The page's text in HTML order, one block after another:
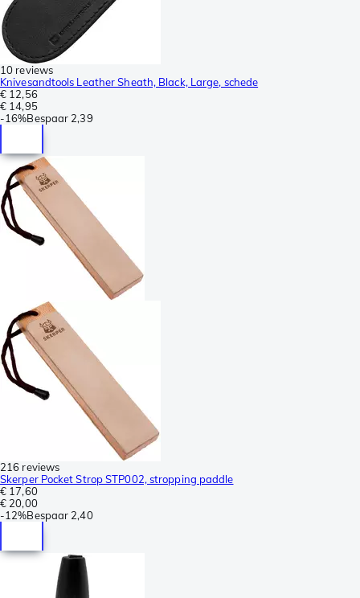
10 reviews
Knivesandtools Leather Sheath, Black, Large, schede
€ 12,56
€ 14,95
-16%Bespaar 2,39
216 reviews
Skerper Pocket Strop STP002, stropping paddle
€ 17,60
€ 20,00
-12%Bespaar 2,40